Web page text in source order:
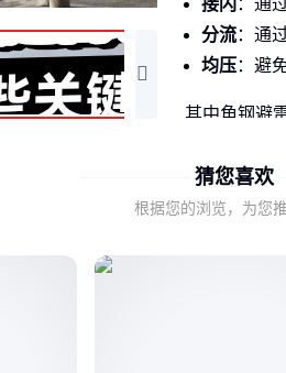
接闪 ：通
分流：通
均压：避
其中角钢避
沿海或多风
防护效果不
猜您喜欢
根据您的浏览，为您